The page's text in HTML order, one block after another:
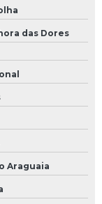
das Dores
Araguaia